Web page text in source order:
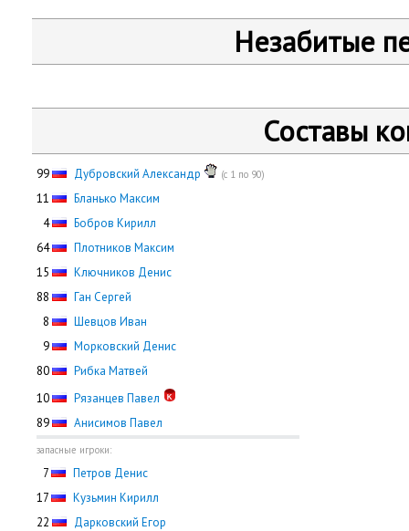
Незабитые
Составы
99 Дубровский Александр (с 1 по 90)
11
Бланько Максим
4
Бобров Кирилл
64
Плотников Максим
15
Ключников Денис
88
Ган Сергей
8
Шевцов Иван
9
Морковский Денис
80
Рибка Матвей
10
Рязанцев Павел
89
Анисимов Павел
запасные игроки:
7
Петров Денис
17
Кузьмин Кирилл
22
Дарковский Егор